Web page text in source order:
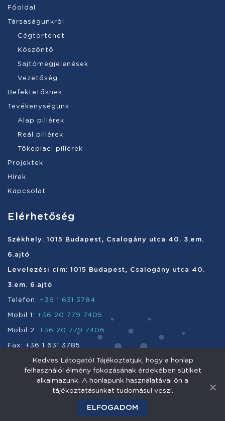
Főoldal
Társaságunkról
Cégtörténet
Köszöntő
Sajtómegjelenések
Vezetőség
Befektetőknek
Tevékenységünk
Alap pillérek
Reál pillérek
Tőkepiaci pillérek
Projektek
Hírek
Kapcsolat
Elérhetőség
Székhely: 1015 Budapest, Csalogány utca 40. 3.em.
6.ajtó
Levelezési cím: 1015 Budapest, Csalogány utca 40.
3.em. 6.ajtó
Telefon: +36 1 631 3784
Mobil 1: +36 20 779 7405
Mobil 2: +36 20 779 7406
Fax: +36 1 631 3785
e-mail:info@enefi.hu
Adatkezelés Jogi nyilatkozat
Kedves Látogató! Tájékoztatjuk, hogy a honlap
felhasználói élmény fokozásának érdekében sütiket
alkalmazunk. A honlapunk használatával ön a
tájékoztatásunkat tudomásul veszi.
ELFOGADOM